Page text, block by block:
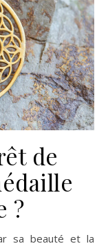
de
?
sa beauté et la